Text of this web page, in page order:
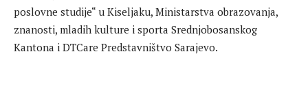
poslovne studije“ u Kiseljaku, Ministarstva obrazovanja,
znanosti, mladih kulture i sporta Srednjobosanskog
Kantona i DTCare Predstavništvo Sarajevo.